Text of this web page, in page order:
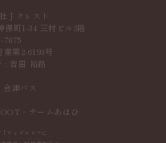
Ｊクレスト
保町1-34 三村ビル3階
7075
第2-6193号
: 吉田 裕路
会津バス
・チームあはひ
ウィズコロナに